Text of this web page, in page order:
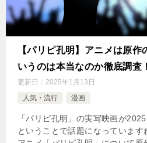
【パリピ孔明】アニメは原
いうのは本当なのか徹底調査！
更新日： 2025年1月13日
人気・流行
漫画
「パリピ孔明」の実写映画が
ということで話題になっています